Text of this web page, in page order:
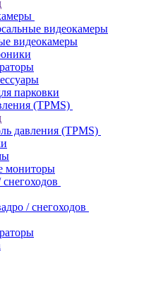
видеокамеры
видеокамеры
парковки
(TPMS)
давления (TPMS)
мониторы
/ снегоходов